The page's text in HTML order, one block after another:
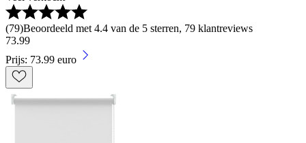
(79)Beoordeeld met 4.4 van de 5 sterren, 79 klantreviews
73.99
Prijs: 73.99 euro